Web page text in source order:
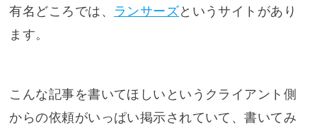
有名どころでは、 ランサーズというサイトがあり
ます。
こんな記事を書いてほしいというクライアント側
からの依頼がいっぱい掲示されていて、書いてみ